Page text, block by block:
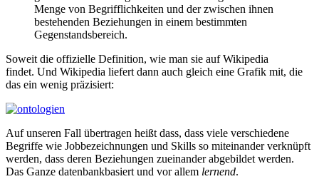
Menge von Begrifflichkeiten und der zwischen ihnen
bestehenden Beziehungen in einem bestimmten
Gegenstandsbereich.
Soweit die offizielle Definition, wie man sie auf Wikipedia
findet. Und Wikipedia liefert dann auch gleich eine Grafik mit, die
das ein wenig präzisiert:
Auf unseren Fall übertragen heißt dass, dass viele verschiedene
Begriffe wie Jobbezeichnungen und Skills so miteinander verknüpft
werden, dass deren Beziehungen zueinander abgebildet werden.
Das Ganze datenbankbasiert und vor allem lernend.